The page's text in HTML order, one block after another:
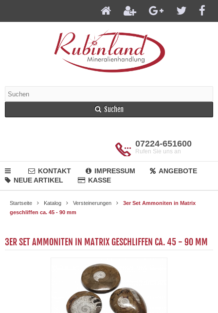
Suchen
07224-651600
Rufen Sie uns an
KONTAKT IMPRESSUM
ANGEBOTE
NEUE ARTIKEL
KASSE
Startseite Katalog Versteinerungen
3er Set Ammoniten in Matrix
geschliffen ca. 45 - 90 mm
3ER SET AMMONITEN IN MATRIX GESCHLIFFEN CA. 45 - 90 MM